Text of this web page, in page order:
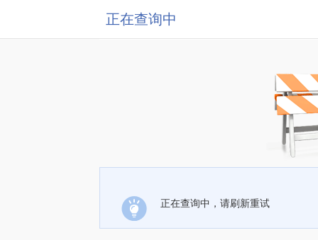
正在查询中
正在查询中，请刷新重试